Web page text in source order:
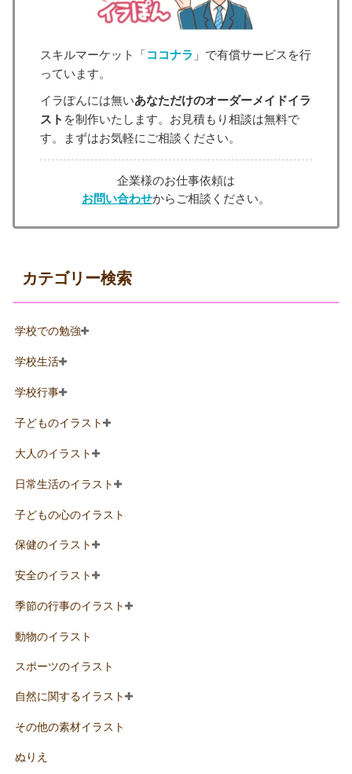
スキルマーケット「ココナラ 」で有償サービスを行
っています。
イラぽんには無いあなただけのオーダーメイドイラ
スト を制作いたします。お見積もり相談は無料で
す。まずはお気軽にご相談ください。
企業様のお仕事依頼は
お問い合わせからご相談ください。
カテゴリー検索
学校での勉強
学校生活
学校行事
子どものイラスト
大人のイラスト
日常生活のイラスト
子どもの心のイラスト
保健のイラスト
安全のイラスト
季節の行事のイラスト
動物のイラスト
スポーツのイラスト
自然に関するイラスト
その他の素材イラスト
ぬりえ